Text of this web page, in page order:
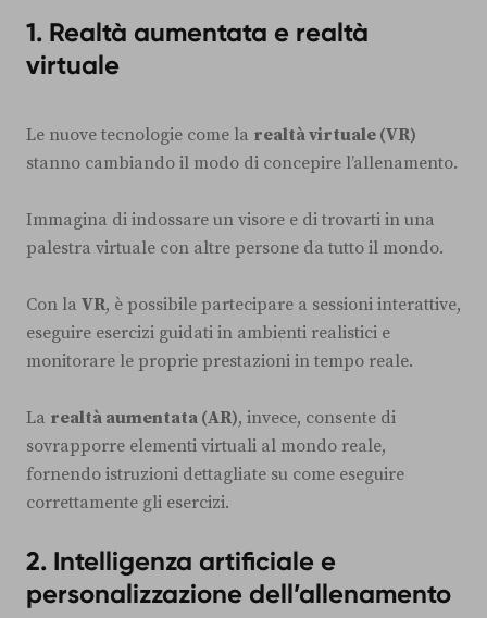
1. Realtà aumentata e realtà
virtuale
Le nuove tecnologie come la realtà virtuale (VR)
stanno cambiando il modo di concepire l’allenamento.
Immagina di indossare un visore e di trovarti in una
palestra virtuale con altre persone da tutto il mondo.
Con la VR, è possibile partecipare a sessioni interattive,
eseguire esercizi guidati in ambienti realistici e
monitorare le proprie prestazioni in tempo reale.
La realtà aumentata (AR), invece, consente di
sovrapporre elementi virtuali al mondo reale,
fornendo istruzioni dettagliate su come eseguire
correttamente gli esercizi.
2. Intelligenza artificiale e
personalizzazione dell’allenamento